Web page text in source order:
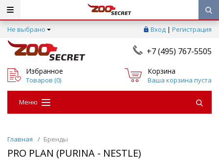
Не выбрано Вход | Регистрация
+7 (495) 767-5505
Избранное
Товаров (0)
Корзина
Ваша корзина пуста
Меню
Главная / Бренды
PRO PLAN (PURINA - NESTLE)